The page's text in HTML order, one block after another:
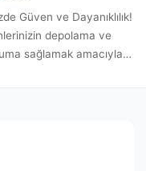
Güven ve Dayanıklılık!
depolama ve
sağlamak amacıyla